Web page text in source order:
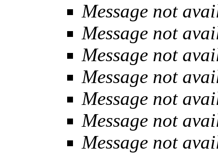
Message not
Message not
Message not
Message not
Message not
Message not
Message not